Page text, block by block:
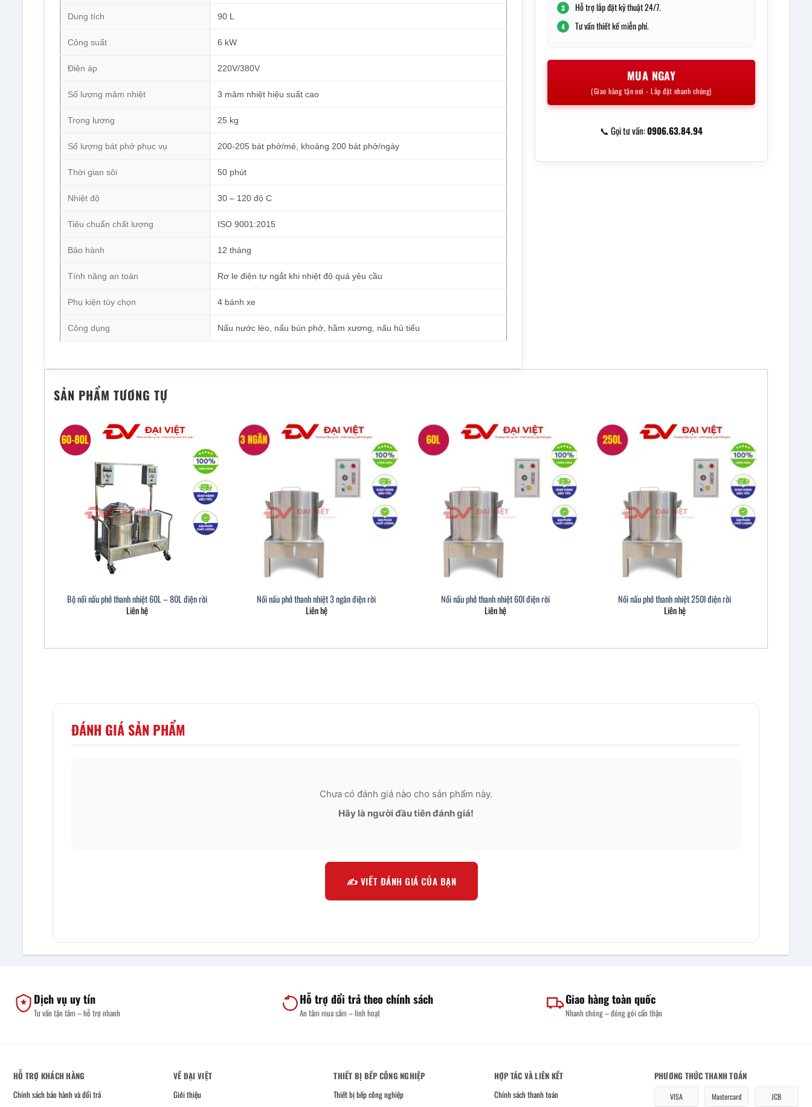
Dung tích 90 L
Công suất 6 kW
Điện áp 220V/380V
Số lượng mâm nhiệt 3 mâm nhiệt hiệu suất cao
Trọng lượng 25 kg
Số lượng bát phở phục vụ 200-205 bát phở/mẻ, khoảng 200 bát phở/ngày
Thời gian sôi 50 phút
Nhiệt độ 30 – 120 độ C
Tiêu chuẩn chất lượng ISO 9001:2015
Bảo hành 12 tháng
Tính năng an toàn Rơ le điện tự ngắt khi nhiệt độ quá yêu cầu
Phụ kiện tùy chọn 4 bánh xe
Công dụng Nấu nước lèo, nấu bún phở, hầm xương, nấu hủ tiếu
3 Hỗ trợ lắp đặt kỹ thuật 24/7.
4 Tư vấn thiết kế miễn phí.
MUA NGAY
(Giao hàng tận nơi - Lắp đặt nhanh chóng)
📞 Gọi tư vấn:0906.63.84.94
SẢN PHẨM TƯƠNG TỰ
Bộ nồi nấu phở thanh nhiệt 60L – 80L điện rời
Liên hệ
Nồi nấu phở thanh nhiệt 3 ngăn điện rời
Liên hệ
Nồi nấu phở thanh nhiệt 60l điện rời
Liên hệ
Nồi nấu phở thanh nhiệt 250l điện rời
Liên hệ
ĐÁNH GIÁ SẢN PHẨM
Chưa có đánh giá nào cho sản phẩm này.
Hãy là người đầu tiên đánh giá!
✍️ VIẾT ĐÁNH GIÁ CỦA BẠN
Dịch vụ uy tín
Tư vấn tận tâm – hỗ trợ nhanh
Hỗ trợ đổi trả theo chính sách
An tâm mua sắm – linh hoạt
Giao hàng toàn quốc
Nhanh chóng – đóng gói cẩn thận
HỖ TRỢ KHÁCH HÀNG
Chính sách bảo hành và đổi trả
VỀ ĐẠI VIỆT
Giới thiệu
THIẾT BỊ BẾP CÔNG NGHIỆP
Thiết bị bếp công nghiệp
HỢP TÁC VÀ LIÊN KẾT
Chính sách thanh toán
PHƯƠNG THỨC THANH TOÁN
VISA Mastercard JCB